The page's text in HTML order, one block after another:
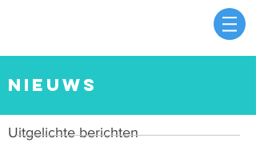
nieuws
Uitgelichte berichten